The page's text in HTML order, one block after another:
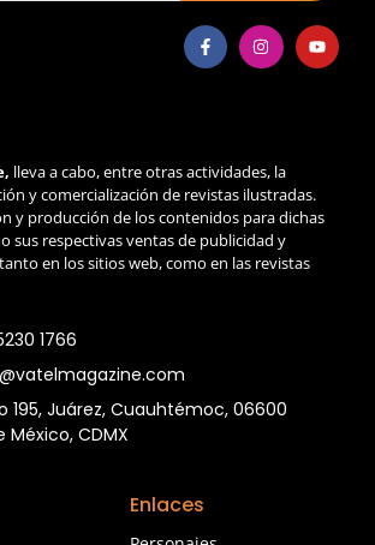
lleva a cabo, entre otras actividades, la
y comercialización de revistas ilustradas.
y producción de los contenidos para dichas
sus respectivas ventas de publicidad y
en los sitios web, como en las revistas
1766
195, Juárez, Cuauhtémoc, 06600
México, CDMX
Enlaces